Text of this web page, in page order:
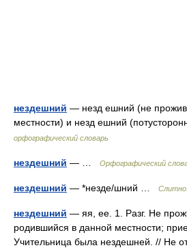
нездешний — незд ешний (не
местности) и незд ешний
орфографический словарь
нездешний — … Орфографический
нездешний — *незде/шний …
нездешний — яя, ее. 1. Разг. Не
родившийся в данной местности;
Учительница была нездешней. // Не